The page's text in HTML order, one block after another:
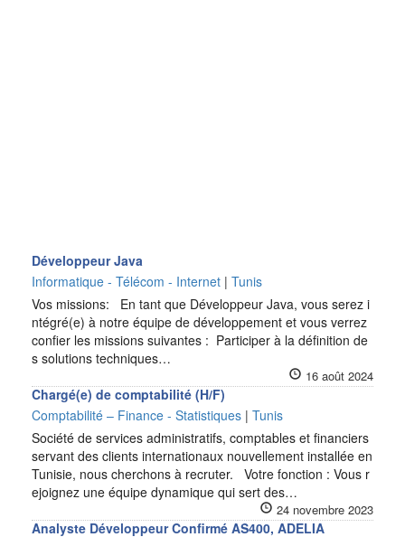
Développeur Java
Informatique - Télécom - Internet | Tunis
Vos missions: En tant que Développeur Java, vous serez i
ntégré(e) à notre équipe de développement et vous verrez
confier les missions suivantes : Participer à la définition de
s solutions techniques…
16 août 2024
Chargé(e) de comptabilité (H/F)
Comptabilité – Finance - Statistiques | Tunis
Société de services administratifs, comptables et financiers
servant des clients internationaux nouvellement installée en
Tunisie, nous cherchons à recruter. Votre fonction : Vous r
ejoignez une équipe dynamique qui sert des…
24 novembre 2023
Analyste Développeur Confirmé AS400, ADELIA